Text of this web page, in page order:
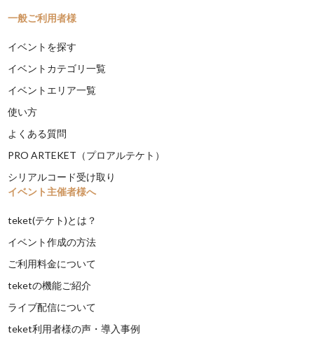
一般ご利用者様
イベントを探す
イベントカテゴリ一覧
イベントエリア一覧
使い方
よくある質問
PRO ARTEKET（プロアルテケト）
シリアルコード受け取り
イベント主催者様へ
teket(テケト)とは？
イベント作成の方法
ご利用料金について
teketの機能ご紹介
ライブ配信について
teket利用者様の声・導入事例